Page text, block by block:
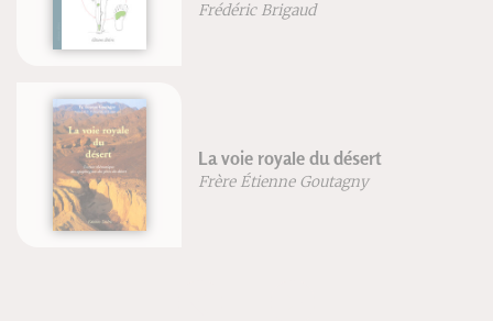
Frédéric Brigaud
La voie royale du désert
Frère Étienne Goutagny